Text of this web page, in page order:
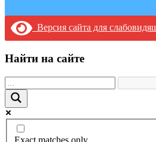
Версия сайта для
Найти на сайте
Exact matches only